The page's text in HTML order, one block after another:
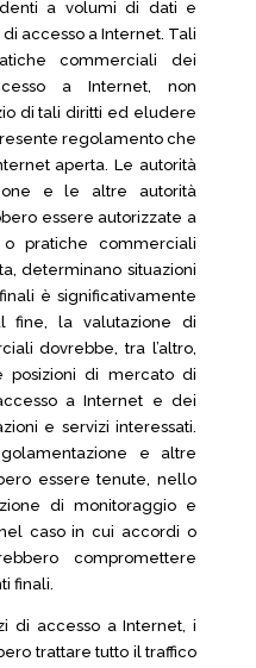
a volumi di dati e
accesso a Internet. Tali
commerciali dei
a Internet, non
di tali diritti ed eludere
regolamento che
aperta. Le autorità
e le altre autorità
essere autorizzate a
pratiche commerciali
determinano situazioni
è significativamente
fine, la valutazione di
dovrebbe, tra l’altro,
posizioni di mercato di
a Internet e dei
e servizi interessati.
e altre
essere tenute, nello
di monitoraggio e
caso in cui accordi o
compromettere
finali.
di accesso a Internet, i
trattare tutto il traffico